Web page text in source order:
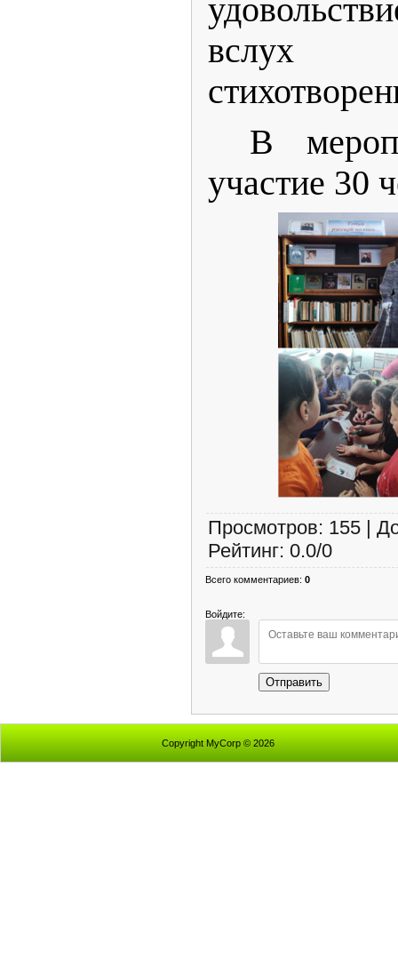
вслух
В
участие 30
Просмотров: 155 |
Рейтинг: 0.0/0
Всего комментариев: 0
Войдите:
Отправить
Copyright MyCorp © 2026